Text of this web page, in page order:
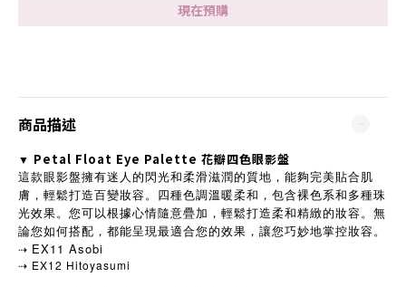
現在預購
商品描述
▼ Petal Float Eye Palette 花瓣四色眼影盤
這款眼影盤擁有迷人的閃光和柔滑滋潤的質地，能夠完美貼合肌
膚，輕鬆打造百變妝容。四種色調溫暖柔和，包含裸色系和多種珠
光效果。您可以根據心情隨意疊加，輕鬆打造柔和精緻的妝容。無
論您如何搭配，都能呈現最適合您的效果，讓您巧妙地掌控妝容。
⇢ EX11 Asobi
⇢ EX12 Hitoyasumi